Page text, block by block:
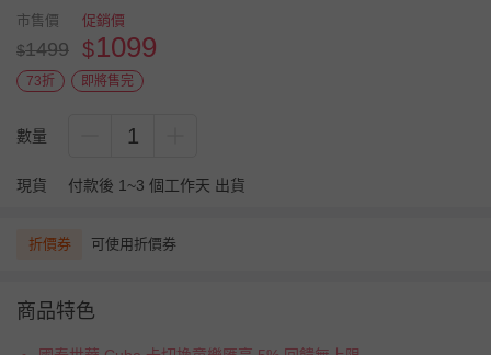
市售價
$1499
促銷價
$1099
73折 即將售完
數量 1
現貨 付款後 1~3 個工作天 出貨
折價券 可使用折價券
商品特色